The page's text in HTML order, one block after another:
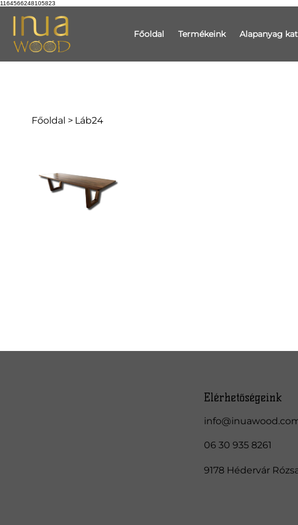
1164566248105823
Főoldal Termékeink Alapanyag
Főoldal > Láb24
Elérhetőségeink
06 30 935 8261
9178 Hédervár